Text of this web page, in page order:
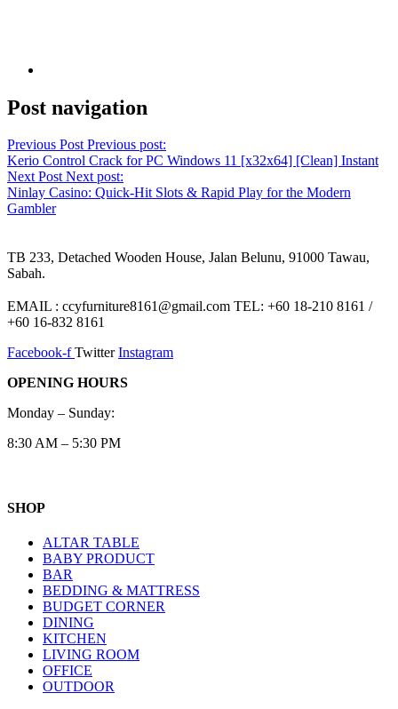
Post navigation
Previous Post Previous post:
Kerio Control Crack for PC Windows 11 [x32x64] [Clean] Instant
Next Post Next post:
Ninlay Casino: Quick‑Hit Slots & Rapid Play for the Modern
Gambler
TB 233, Detached Wooden House, Jalan Belunu, 91000 Tawau,
Sabah.
EMAIL : ccyfurniture8161@gmail.com TEL: +60 18-210 8161 /
+60 16-832 8161
Facebook-f Twitter Instagram
OPENING HOURS
Monday – Sunday:
8:30 AM – 5:30 PM
SHOP
ALTAR TABLE
BABY PRODUCT
BAR
BEDDING & MATTRESS
BUDGET CORNER
DINING
KITCHEN
LIVING ROOM
OFFICE
OUTDOOR